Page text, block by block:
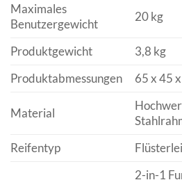
Maximales
Benutzergewicht
20 kg
Produktgewicht
3,8 kg
Produktabmessungen
65 x 45
Material
Reifentyp
2-in-1